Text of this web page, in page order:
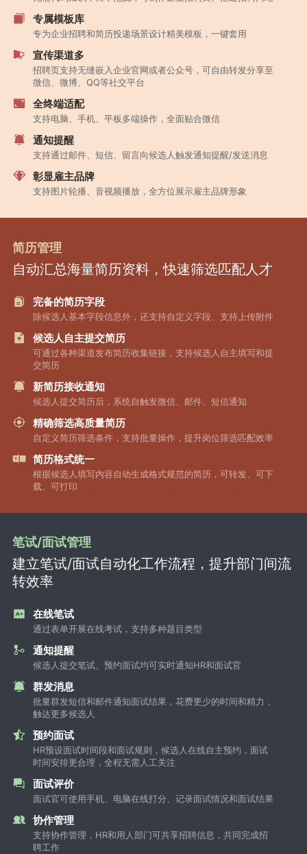
专属模板库
专为企业招聘和简历投递场景设计精美模板，一键套用
宣传渠道多
招聘页支持无缝嵌入企业官网或者公众号，可自由转发分享至
微信、微博、QQ等社交平台
全终端适配
支持电脑、手机、平板多端操作，全面贴合微信
通知提醒
支持通过邮件、短信、留言向候选人触发通知提醒/发送消息
彰显雇主品牌
支持图片轮播、音视频播放，全方位展示雇主品牌形象
简历管理
自动汇总海量简历资料，快速筛选匹配人才
完备的简历字段
除候选人基本字段信息外，还支持自定义字段、支持上传附件
候选人自主提交简历
可通过各种渠道发布简历收集链接，支持候选人自主填写和提
交简历
新简历接收通知
候选人提交简历后，系统自触发微信、邮件、短信通知
精确筛选高质量简历
自定义简历筛选条件，支持批量操作，提升岗位筛选匹配效率
简历格式统一
根据候选人填写内容自动生成格式规范的简历，可转发、可下
载、可打印
笔试/面试管理
建立笔试/面试自动化工作流程，提升部门间流
转效率
在线笔试
通过表单开展在线考试，支持多种题目类型
通知提醒
候选人提交笔试、预约面试均可实时通知HR和面试官
群发消息
批量群发短信和邮件通知面试结果，花费更少的时间和精力，
触达更多候选人
预约面试
HR预设面试时间段和面试规则，候选人在线自主预约，面试
时间安排更合理，全程无需人工关注
面试评价
面试官可使用手机、电脑在线打分、记录面试情况和面试结果
协作管理
支持协作管理，HR和用人部门可共享招聘信息，共同完成招
聘工作